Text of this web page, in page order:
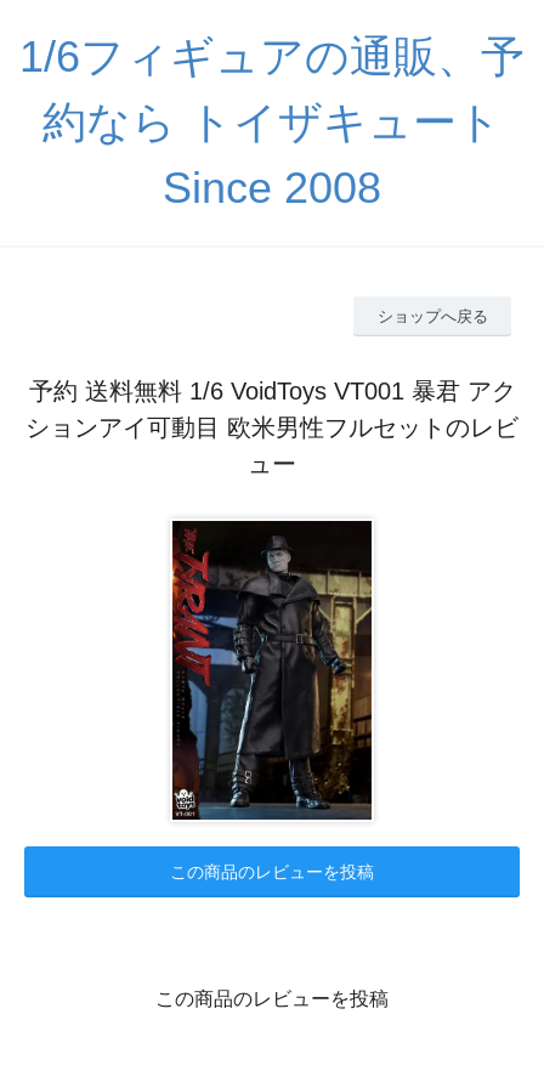
1/6フィギュアの通販、予
約なら トイザキュート
Since 2008
ショップへ戻る
予約 送料無料 1/6 VoidToys VT001 暴君 アク
ションアイ可動目 欧米男性フルセットのレビ
ュー
この商品のレビューを投稿
この商品のレビューを投稿